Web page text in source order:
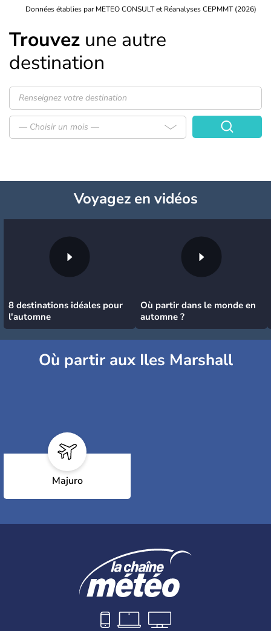
Données établies par METEO CONSULT et Réanalyses CEPMMT (2026)
Trouvez une autre
destination
— Choisir un mois —
Voyagezen vidéos
8 destinations idéales pour
l'automne
Où partir dans le monde en
automne ?
Où partir aux Iles Marshall
Majuro